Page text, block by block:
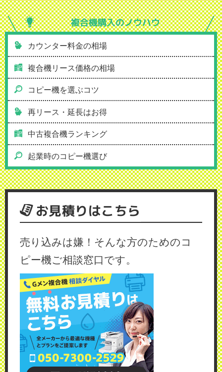
複合機購入のノウハウ
カウンター料金の相場
複合機リース価格の相場
コピー機を選ぶコツ
再リース・延長はお得
中古複合機ランキング
起業時のコピー機選び
お見積りはこちら
売り込みは嫌！そんな方のためのコ
ピー機ご相談窓口です。